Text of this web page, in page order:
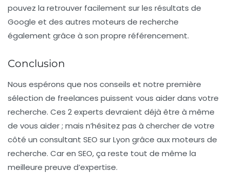
pouvez la retrouver facilement sur les résultats de
Google et des autres moteurs de recherche
également grâce à son propre référencement.
Conclusion
Nous espérons que nos conseils et notre première
sélection de freelances puissent vous aider dans votre
recherche. Ces 2 experts devraient déjà être à même
de vous aider ; mais n’hésitez pas à chercher de votre
côté un consultant SEO sur Lyon grâce aux moteurs de
recherche. Car en SEO, ça reste tout de même la
meilleure preuve d’expertise.